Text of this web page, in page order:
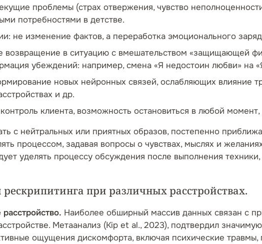
проблемы (страх отвержения, чувство
потребностями в детстве.
не изменение фактов, а переработка эмоционального
в ситуацию с вмешательством «защищающей
убеждений: например, смена «Я недостоин любви» на
новых нейронных связей, ослабляющих влияние
и др.
клиента, возможность остановиться в любой
с нейтральных или приятных образов, постепенно
процессом, задавая вопросы о чувствах, мыслях и
уделять процессу обсуждения после выполнения
при различных расстройствах.
Наиболее обширный массив данных связан с
Метаанализ (Kip et al., 2023), подтвердил
ощущения дискомфорта, включая психические травмы,